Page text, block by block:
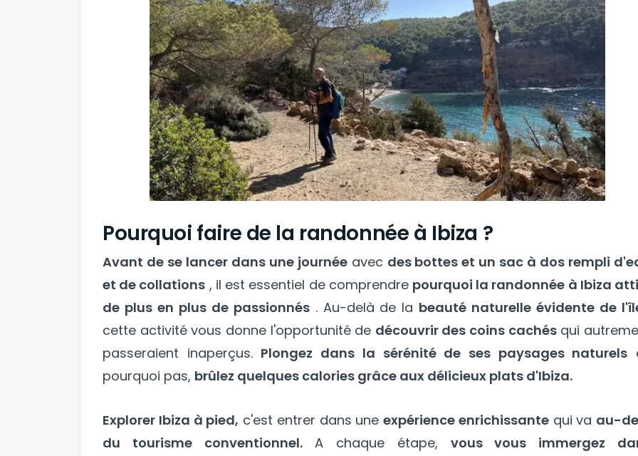
Pourquoi faire de la randonnée à Ibiza ?
Avant de se lancer dans une journéeavec des bottes et un sac à dos rempli
et de collations , il est essentiel de comprendre pourquoi la randonnée à Ibiza
de plus en plus de passionnés. Au-delà de la beauté naturelle évidente de
cette activité vous donne l'opportunité de découvrir des coins cachésqui
passeraient inaperçus. Plongez dans la sérénité de ses paysages naturels
pourquoi pas, brûlez quelques calories grâce aux délicieux plats d'Ibiza.
Explorer Ibiza à pied, c'est entrer dans une expérience enrichissantequi va au-
du tourisme conventionnel.A chaque étape, vous vous immergez